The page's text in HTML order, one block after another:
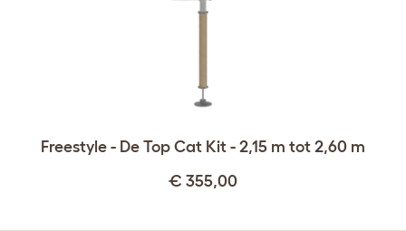
Freestyle - De Top Cat Kit - 2,15 m tot 2,60 m
€ 355,00